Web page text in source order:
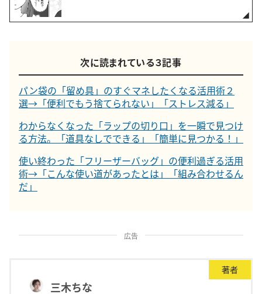
次に読まれている３記事
パン袋の「留め具」のすぐマネしたくなる活用術２
選→「便利でもう捨てられない」「ストレス減る」
わからなくなった「ラップの切り口」を一瞬で見つけ
る方法。「道具なしでできる」「簡単に見つかる！」
使い終わった「フリーザーバッグ」の便利過ぎる活用
術→「こんな使い道があったとは」「組み合わせるん
だ」
広告
著者
三木ちな